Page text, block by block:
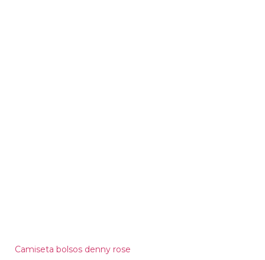
Camiseta bolsos denny rose